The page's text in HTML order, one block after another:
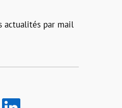
actualités par mail